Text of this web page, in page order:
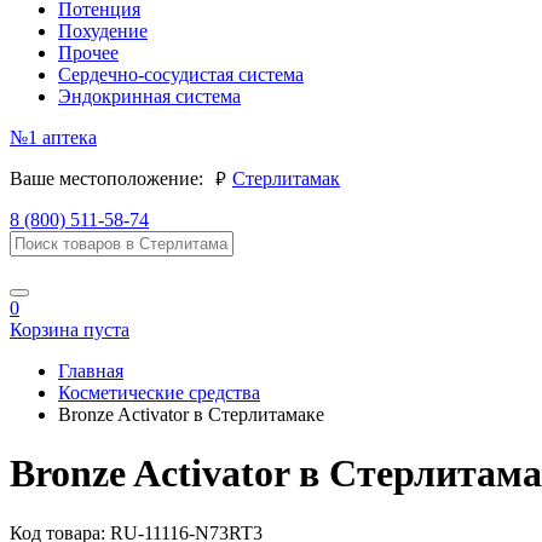
Потенция
Похудение
Прочее
Сердечно-сосудистая система
Эндокринная система
№1 аптека
Ваше местоположение:
руб. Стерлитамак
8 (800) 511-58-74
0
Корзина пуста
Главная
Косметические средства
Bronze Activator в Стерлитамаке
Bronze Activator в
Код товара: RU-11116-N73RT3